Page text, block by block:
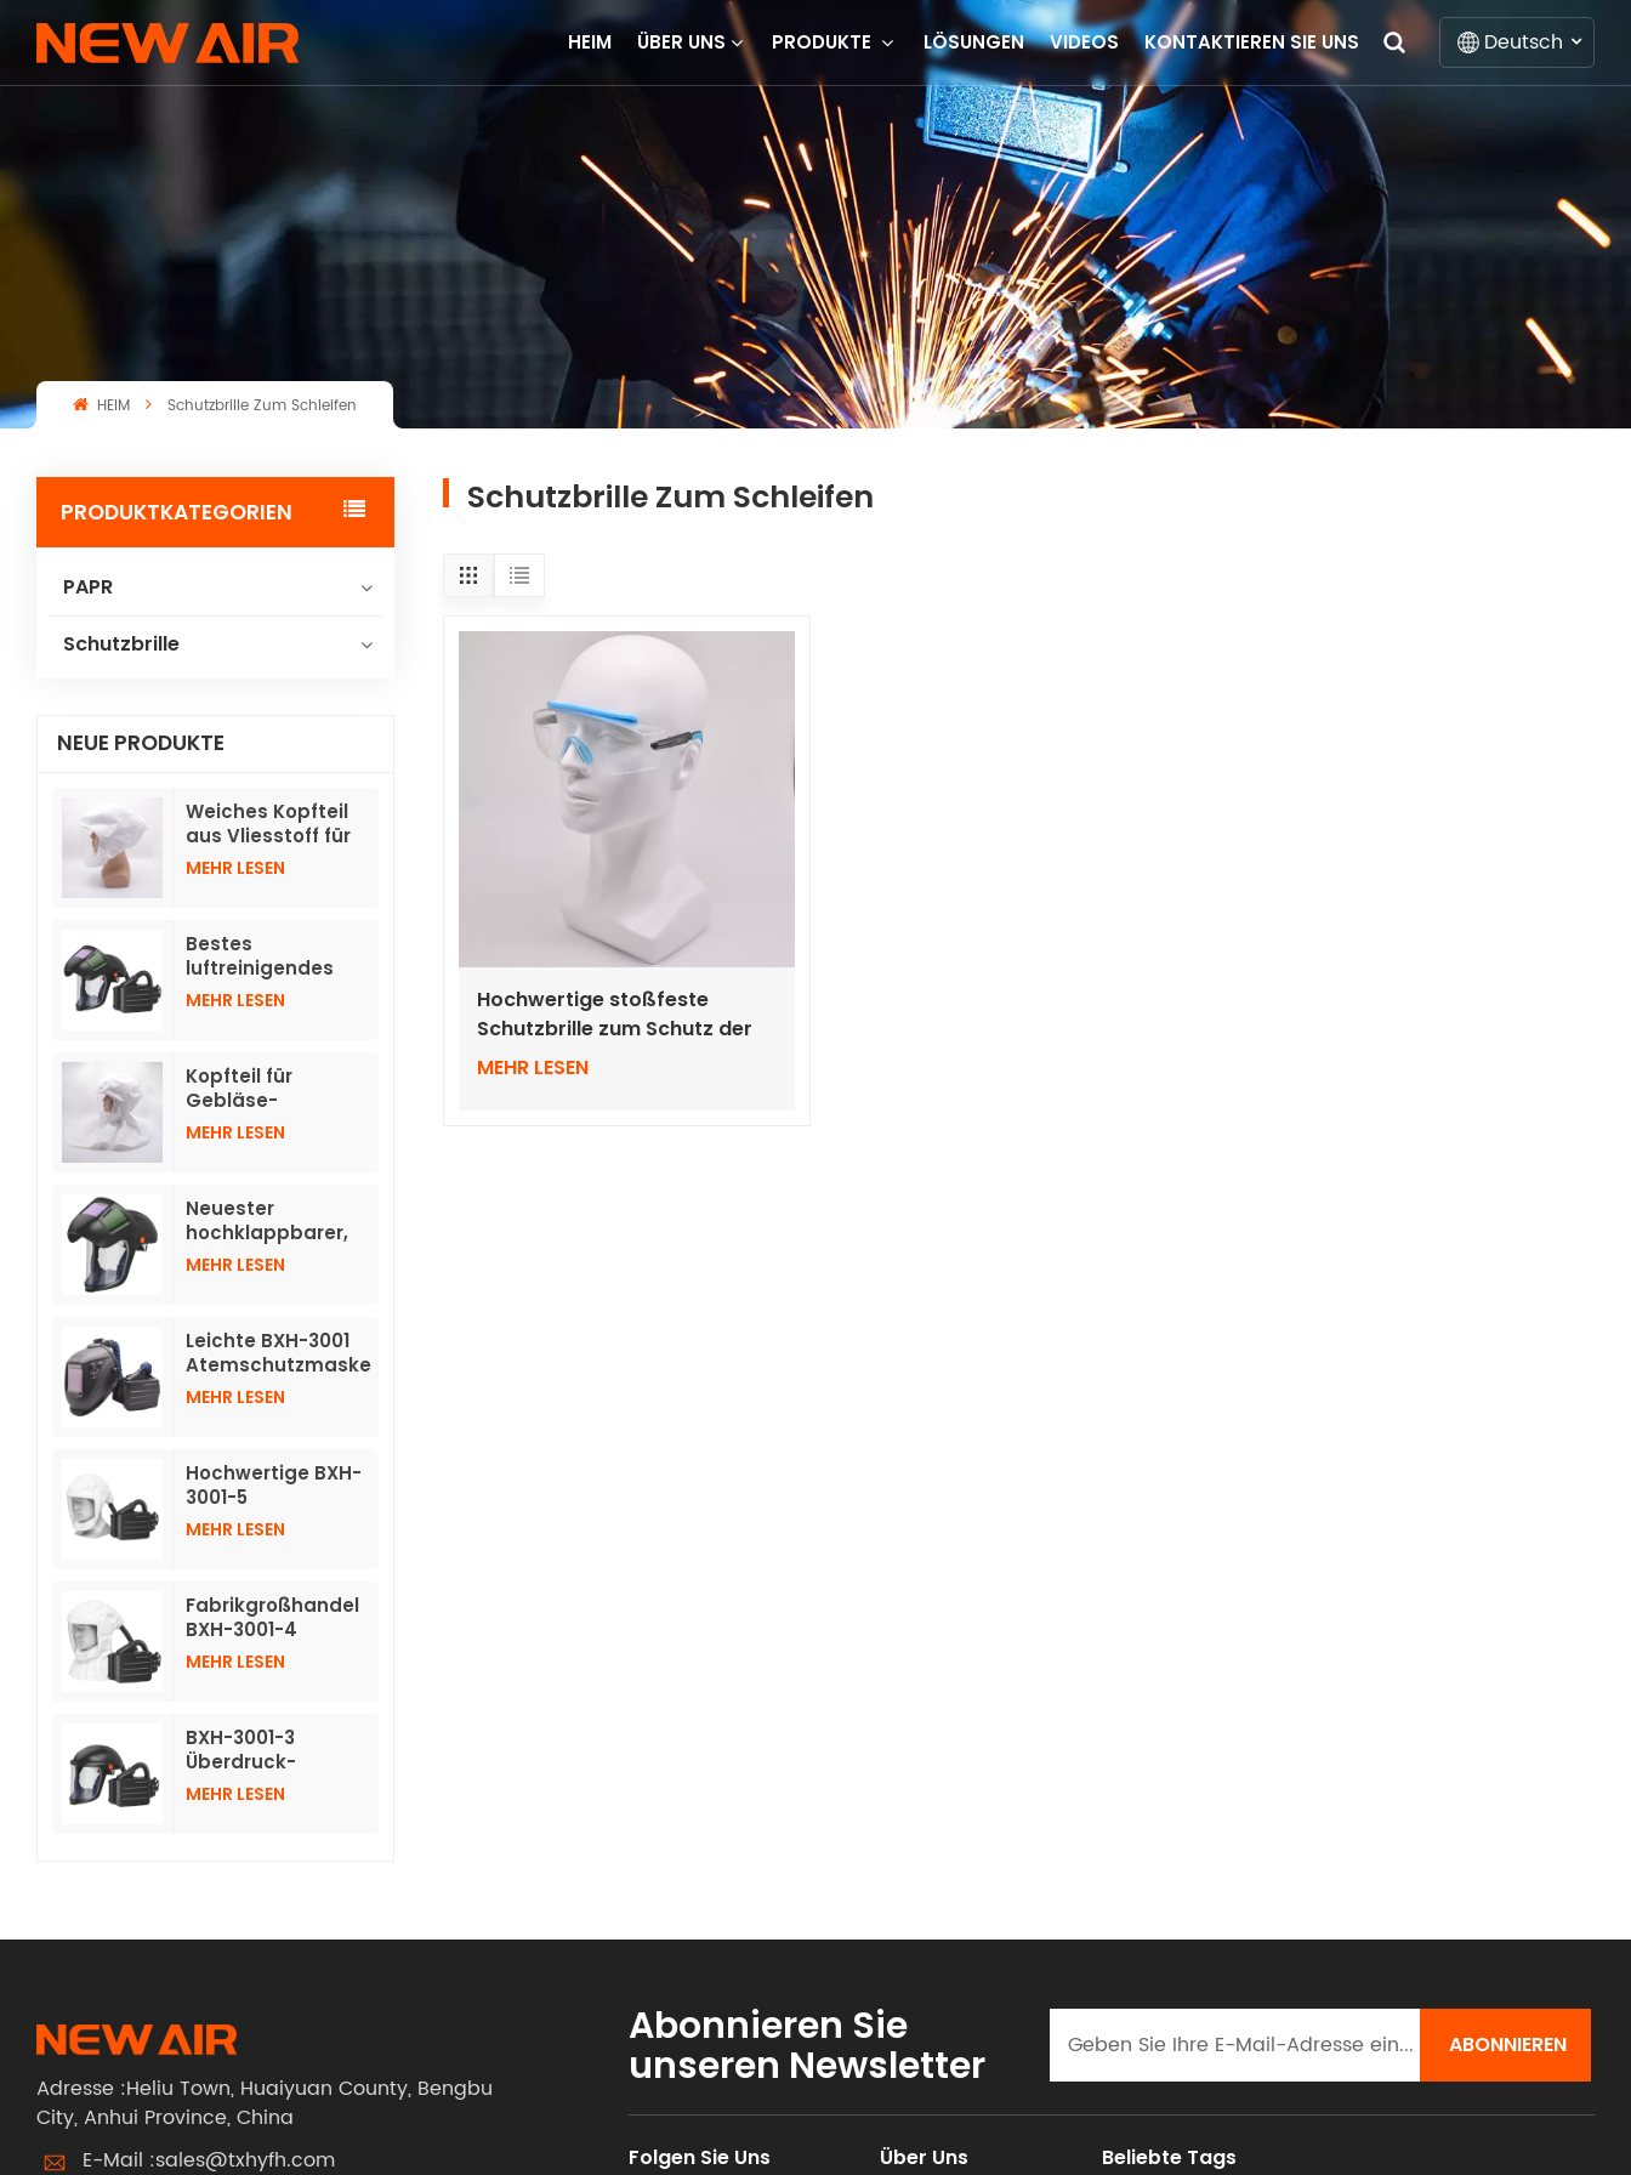
HEIM ÜBER UNS PRODUKTE LÖSUNGEN VIDEOS KONTAKTIEREN SIE UNS Deutsch
Español
HEIM Schutzbrille Zum Schleifen
PRODUKTKATEGORIEN
PAPR
Schutzbrille
NEUE PRODUKTE
Weiches Kopfteil
aus Vliesstoff für
Gebläse-
MEHR LESEN
Bestes
luftreinigendes
Atemschutzgerät
automatisch
verdunkelnden
Helmen
MEHR LESEN
Kopfteil für
Gebläse-
Atemschutzgeräte
MEHR LESEN
Neuester
hochklappbarer,
automatisch
Atemschutzgeräte
mit Luftreinigung
MEHR LESEN
Leichte BXH-3001
Atemschutzmaske
TH3 mit
Logo und
Schweißhelm
MEHR LESEN
Hochwertige BXH-
3001-5
Atemschutzmasken
MEHR LESEN
Fabrikgroßhandel
BXH-3001-4
Atemschutzmasken
Vlieshaube
MEHR LESEN
BXH-3001-3
Überdruck-
Luftreinigungs-
MEHR LESEN
Schutzbrille Zum Schleifen
Hochwertige stoßfeste
Schutzbrille zum Schutz der
Augen
MEHR LESEN
Adresse :Heliu Town, Huaiyuan County, Bengbu
City, Anhui Province, China
E-Mail :sales@txhyfh.com
Abonnieren Sie
unseren Newsletter
Folgen Sie Uns Über Uns Beliebte Tags